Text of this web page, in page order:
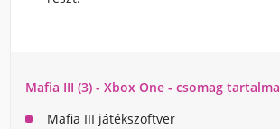
Mafia III (3) - Xbox One - csomag tartalma
Mafia III játékszoftver